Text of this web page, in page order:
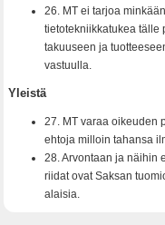
26. MT ei tarjoa
tietotekniikkatukea tälle
takuuseen ja
vastuulla.
Yleistä
27. MT varaa oikeuden
ehtoja milloin tahansa
28. Arvontaan ja näihin
riidat ovat Saksan
alaisia.